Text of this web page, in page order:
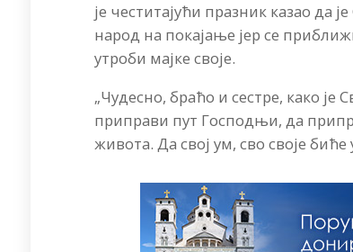
је честитајући празник казао
народ на покајање јер се
утроби мајке своје.
„Чудесно, браћо и сестре, како
приправи пут Господњи, да
живота. Да свој ум, сво своје биће